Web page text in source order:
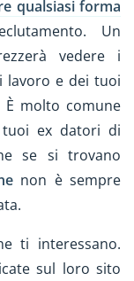
qualsiasi forma
Un
vedere i
lavoro e dei tuoi
È molto comune
ex datori di
se si trovano
non è sempre
ti interessano.
sul loro sito